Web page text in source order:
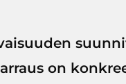
on